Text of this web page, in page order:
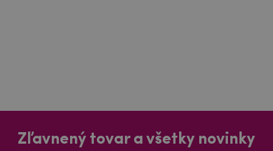
Zľavnený tovar a všetky novinky